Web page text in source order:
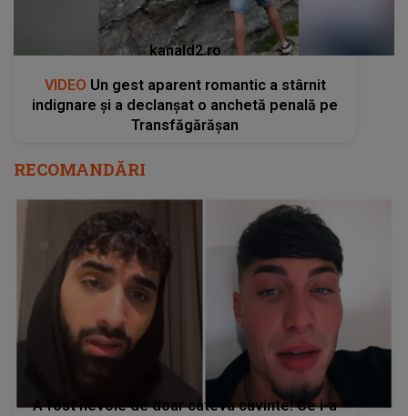
kanald2.ro
VIDEO Un gest aparent romantic a stârnit
indignare și a declanșat o anchetă penală pe
Transfăgărășan
RECOMANDĂRI
A fost nevoie de doar câteva cuvinte! Ce i-a